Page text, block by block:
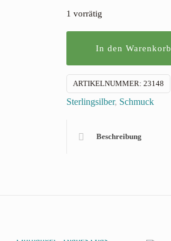
1 vorrätig
In den Warenkorb
ARTIKELNUMMER:23148
Sterlingsilber, Schmuck
Beschreibung